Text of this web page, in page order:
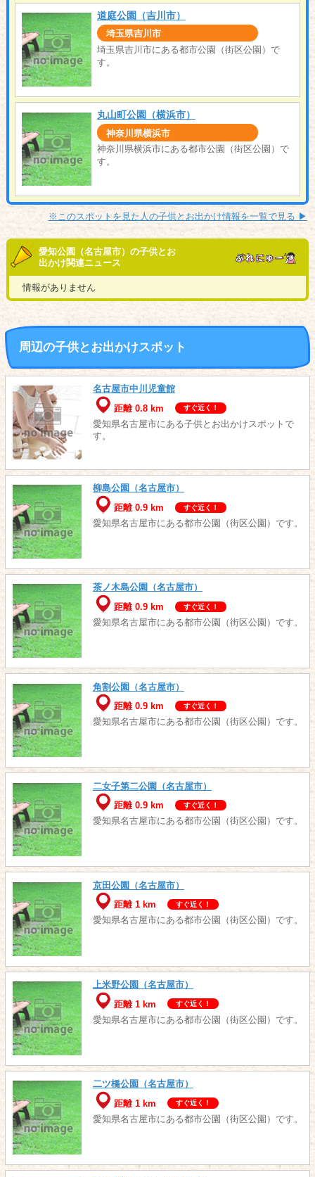
道庭公園（吉川市）
埼玉県吉川市
埼玉県吉川市にある都市公園（街区公園）で
す。
丸山町公園（横浜市）
神奈川県横浜市
神奈川県横浜市にある都市公園（街区公園）で
す。
※このスポットを見た人の子供とお出かけ情報を一覧で見る ▶︎
愛知公園（名古屋市）の子供とお
出かけ関連ニュース
情報がありません
周辺の子供とお出かけスポット
名古屋市中川児童館
距離 0.8 km
すぐ近く！
愛知県名古屋市にある子供とお出かけスポットで
す。
柳島公園（名古屋市）
距離 0.9 km
すぐ近く！
愛知県名古屋市にある都市公園（街区公園）です。
茶ノ木島公園（名古屋市）
距離 0.9 km
すぐ近く！
愛知県名古屋市にある都市公園（街区公園）です。
角割公園（名古屋市）
距離 0.9 km
すぐ近く！
愛知県名古屋市にある都市公園（街区公園）です。
二女子第二公園（名古屋市）
距離 0.9 km
すぐ近く！
愛知県名古屋市にある都市公園（街区公園）です。
京田公園（名古屋市）
距離 1 km
すぐ近く！
愛知県名古屋市にある都市公園（街区公園）です。
上米野公園（名古屋市）
距離 1 km
すぐ近く！
愛知県名古屋市にある都市公園（街区公園）です。
二ツ橋公園（名古屋市）
距離 1 km
すぐ近く！
愛知県名古屋市にある都市公園（街区公園）です。